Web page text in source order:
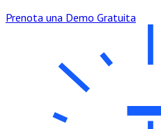
Prenota una Demo Gratuita